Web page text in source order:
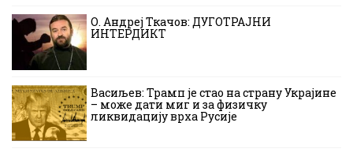
О. Андреј Ткачов: ДУГОТРАЈНИ
ИНТЕРДИКТ
Васиљев: Трамп је стао на страну Украјине
– може дати миг и за физичку
ликвидацију врха Русије